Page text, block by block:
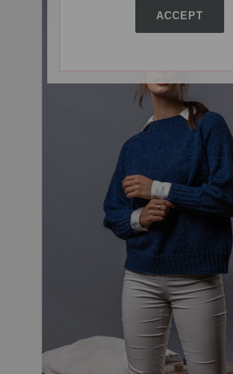
ACCEPT